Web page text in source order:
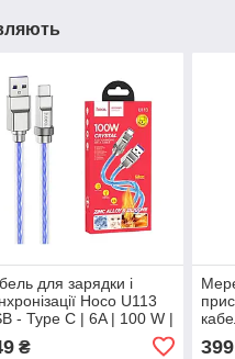
для зарядки і
Hoco U113
- Type C | 6A | 100 W |
₴ 399